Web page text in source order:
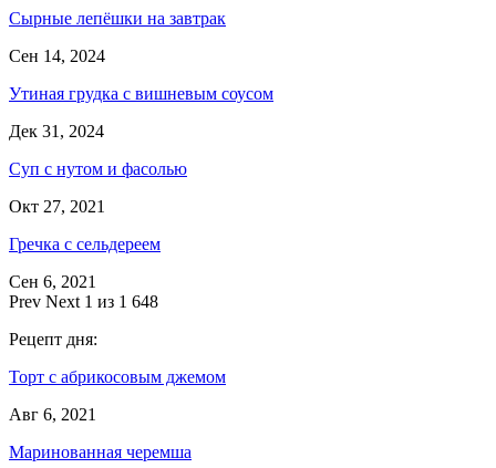
Сырные лепёшки на завтрак
Сен 14, 2024
Утиная грудка с вишневым соусом
Дек 31, 2024
Суп с нутом и фасолью
Окт 27, 2021
Гречка с сельдереем
Сен 6, 2021
Prev Next 1 из 1 648
Рецепт дня:
Торт с абрикосовым джемом
Авг 6, 2021
Маринованная черемша